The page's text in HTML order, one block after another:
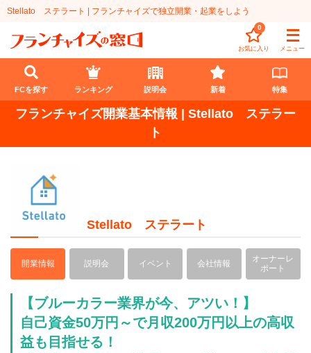
Stellato ステラート | フランチャイズで独立開業・起業をしよう
お気に入り
0
メニュー
代理店業
教育・保育業
飲食・菓子業
サービス業
無店舗系
小売業
開業資金
1円〜100万円
101万円～300万円
301万円～500万円
501万円～1000万円
1001万円以上
エリア
北海道
東北
甲信越・北陸
関東
ランキング
介護
塾
イベント
お役立ち情報コラム
FCを探す ランキング 説明会 新着 特集
フランチャイズ開業基本情報 | Stellato ステラー
ト
Stellato ステラート
開業情報 説明会 イベント 会社情報
オーナーレ
ポート
【ブルーカラー業界が今、アツい！】
自己資金50万円～で月収200万円以上の高収
益も目指せる！